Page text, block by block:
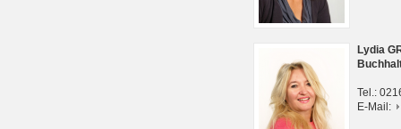
Lydia
Tel.:
E-Mail: